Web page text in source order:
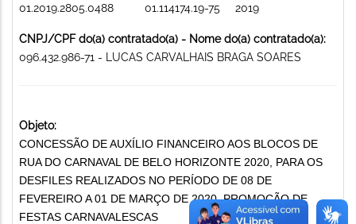
01.2019.2805.0488
01.114174.19-75
2019
CNPJ/CPF do(a) contratado(a) - Nome do(a) contratado(a):
096.432.986-71 - LUCAS CARVALHAIS BRAGA SOARES
Objeto:
CONCESSÃO DE AUXÍLIO FINANCEIRO AOS BLOCOS DE
RUA DO CARNAVAL DE BELO HORIZONTE 2020, PARA OS
DESFILES REALIZADOS NO PERÍODO DE 08 DE
FEVEREIRO A 01 DE MARÇO DE 2020. PROMOÇÃO DE
FESTAS CARNAVALESCAS